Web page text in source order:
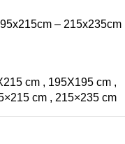
– 215x235cm
cm , 195X195 cm ,
cm , 215×235 cm